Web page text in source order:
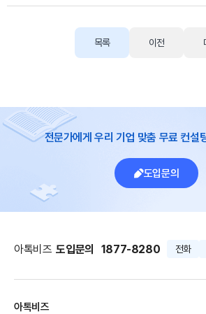
목록 이전
전문가에게 우리 기업 맞춤 무료 컨설
도입문의
아톡비즈 도입문의 1877-8280 전화
아톡비즈